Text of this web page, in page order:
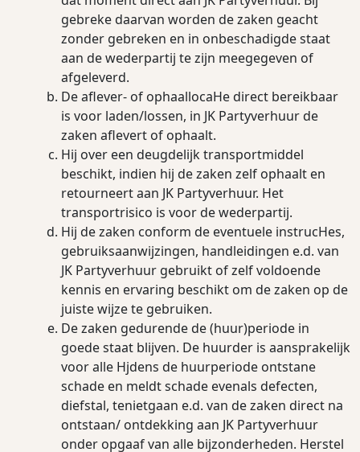
gebreke daarvan worden de zaken geacht
zonder gebreken en in onbeschadigde staat
aan de wederpartij te zijn meegegeven of
afgeleverd.
De aﬂever- of ophaallocaHe direct bereikbaar
is voor laden/lossen, in JK Partyverhuur de
zaken aﬂevert of ophaalt.
Hij over een deugdelijk transportmiddel
beschikt, indien hij de zaken zelf ophaalt en
retourneert aan JK Partyverhuur. Het
transportrisico is voor de wederpartij.
Hij de zaken conform de eventuele instrucHes,
gebruiksaanwijzingen, handleidingen e.d. van
JK Partyverhuur gebruikt of zelf voldoende
kennis en ervaring beschikt om de zaken op de
juiste wijze te gebruiken.
De zaken gedurende de (huur)periode in
goede staat blijven. De huurder is aansprakelijk
voor alle Hjdens de huurperiode ontstane
schade en meldt schade evenals defecten,
diefstal, tenietgaan e.d. van de zaken direct na
ontstaan/ ontdekking aan JK Partyverhuur
onder opgaaf van alle bijzonderheden. Herstel